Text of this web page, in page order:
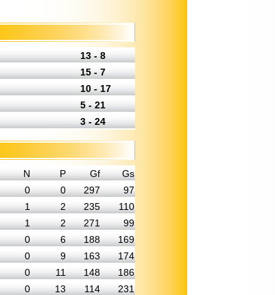
13 - 8
15 - 7
10 - 17
5 - 21
3 - 24
N P Gf
Gs
0 0 297
97
1 2 235
110
1 2 271
99
0 6 188
169
0 9 163
174
0 11 148
186
0 13 114 231